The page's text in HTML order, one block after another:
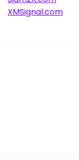
XMSignal.com